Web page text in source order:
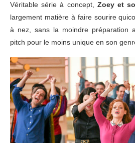
Véritable série à concept, Zoey et
largement matière à faire sourire
à nez, sans la moindre préparation
pitch pour le moins unique en son